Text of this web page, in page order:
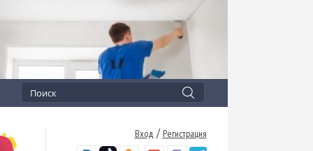
Вход / Регистрация